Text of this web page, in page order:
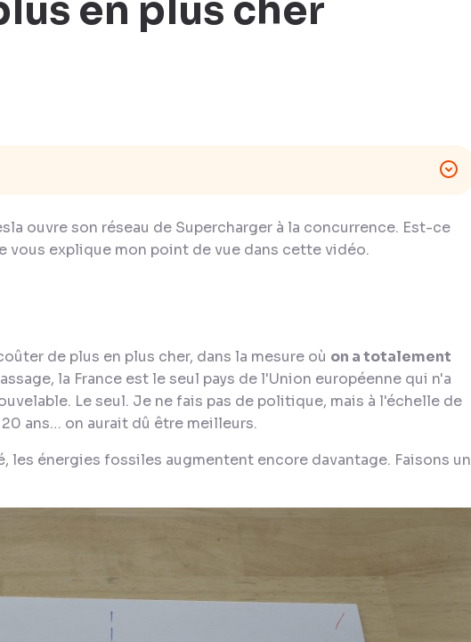
en plus cher
ouvre son réseau de Supercharger à la concurrence. Est-ce
vous explique mon point de vue dans cette vidéo.
de plus en plus cher, dans la mesure où on a totalement
la France est le seul pays de l'Union européenne qui n'a
Le seul. Je ne fais pas de politique, mais à l'échelle de
ans… on aurait dû être meilleurs.
les énergies fossiles augmentent encore davantage. Faisons un